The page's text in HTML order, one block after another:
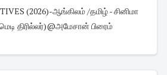
(2026)-ஆங்கிலம் /தமிழ் - சினிமா
திரில்லர்)@அமேசான் பிரைம்